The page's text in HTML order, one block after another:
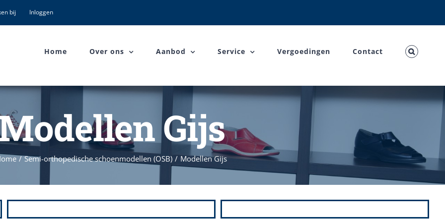
bij Inloggen
Home Over ons Aanbod Service Vergoedingen Contact
Gijs
/ Semi-orthopedische schoenmodellen (OSB) / Modellen Gijs